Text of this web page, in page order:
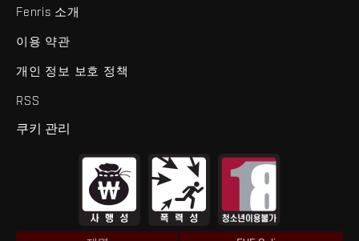
Fenris 소개
이용 약관
개인 정보 보호 정책
RSS
쿠키 관리